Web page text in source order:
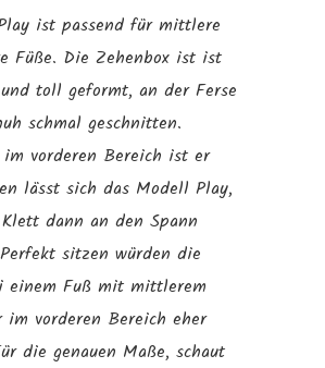
ist passend für mittlere
Füße. Die Zehenbox ist ist
toll geformt, an der Ferse
schmal geschnitten.
im vorderen Bereich ist er
lässt sich das Modell Play,
dann an den Spann
sitzen würden die
einem Fuß mit mittlerem
im vorderen Bereich eher
die genauen Maße, schaut